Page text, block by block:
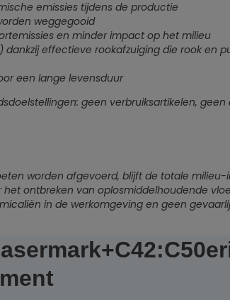
emissies tijdens de productie
weggegooid
en minder impact op het milieu
effectieve rookafzuiging die rook en
een lange levensduur
geen verbruiksartikelen, geen
worden afgevoerd, blijft de totale
het ontbreken van oplosmiddelhoudende
in de werkomgeving en geen